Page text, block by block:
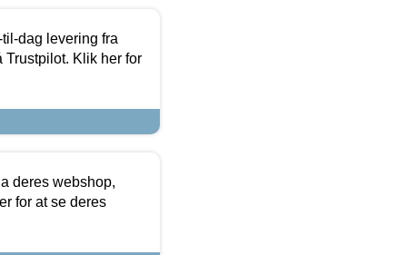
dag levering fra
Trustpilot. Klik her for
deres webshop,
for at se deres